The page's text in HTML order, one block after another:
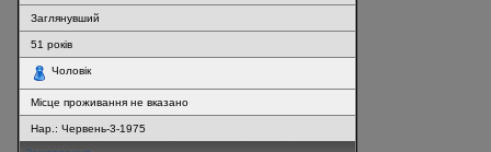
Заглянувший
51 років
Чоловік
Місце проживання не вказано
Нар.: Червень-3-1975